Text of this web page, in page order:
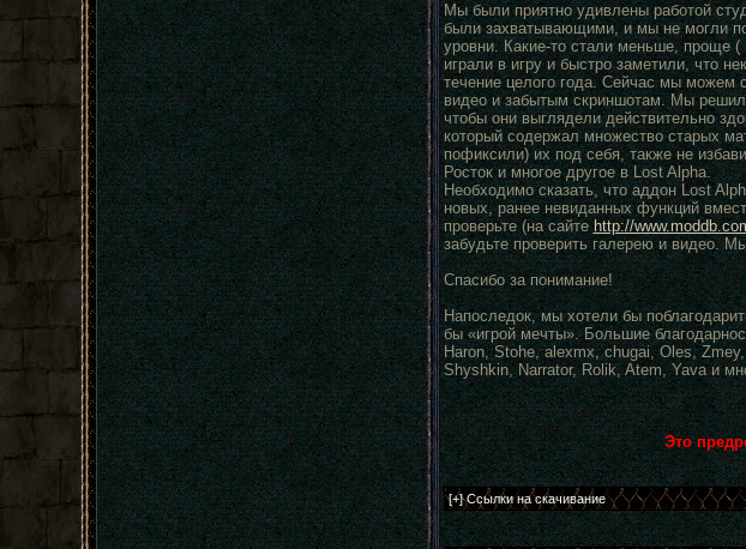
Мы были приятно удивлены работой
были захватывающими, и мы не могли
уровни. Какие-то стали меньше, проще
играли в игру и быстро заметили, что
течение целого года. Сейчас мы можем
видео и забытым скриншотам. Мы
чтобы они выглядели действительно
который содержал множество старых
пофиксили) их под себя, также не
Росток и многое другое в Lost Alpha.
Необходимо сказать, что аддон Lost
новых, ранее невиданных функций
проверьте (на сайтеhttp://
забудьте проверить галерею и видео.
Спасибо за понимание!
Напоследок, мы хотели бы
бы «игрой мечты». Большие
Haron, Stohe, alexmx, chugai, Oles,
Shyshkin, Narrator, Rolik, Atem, Yava и
Это